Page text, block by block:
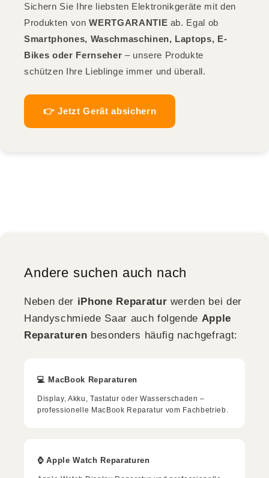
Sichern Sie Ihre liebsten Elektronikgeräte mit den
Produkten vonWERTGARANTIE ab. Egal ob
Smartphones, Waschmaschinen, Laptops, E-
Bikes oder Fernseher – unsere Produkte
schützen Ihre Lieblinge immer und überall.
👉 Jetzt Gerät absichern
Andere suchen auch nach
Neben der iPhone Reparatur werden bei der
Handyschmiede Saar auch folgende Apple
Reparaturen besonders häufig nachgefragt:
💻 MacBook Reparaturen
Display, Akku, Tastatur oder Wasserschaden –
professionelle MacBook Reparatur vom Fachbetrieb.
⌚ Apple Watch Reparaturen